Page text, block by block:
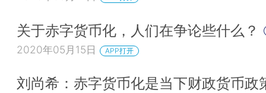
关于赤字货币化，人们在争论些什么？
2020年05月15日 APP打开
刘尚希：赤字货币化是当下财政货币政